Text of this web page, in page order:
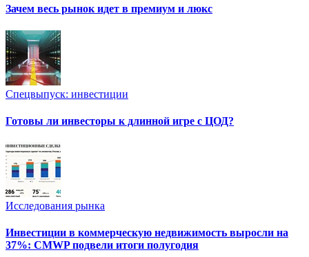
Зачем весь рынок идет в премиум и люкс
Спецвыпуск: инвестиции
Готовы ли инвесторы к длинной игре с ЦОД?
Исследования рынка
Инвестиции в коммерческую недвижимость выросли на
37%: CMWP подвели итоги полугодия